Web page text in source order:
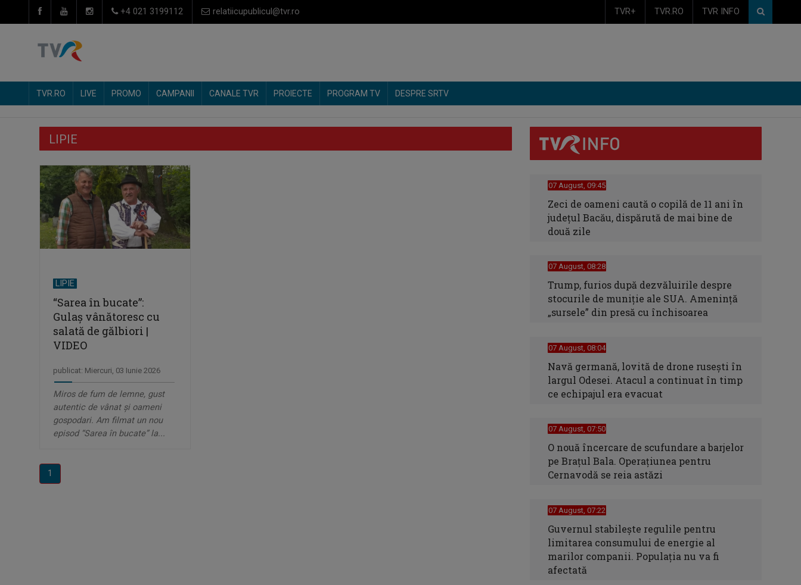
+4 021 3199112 relatiicupublicul@tvr.ro TVR+ TVR.RO TVR INFO
TVR.RO LIVE PROMO CAMPANII CANALE TVR PROIECTE PROGRAM TV DESPRE SRTV
LIPIE
LIPIE
“Sarea în bucate”:
Gulaș vânătoresc cu
salată de gălbiori |
VIDEO
publicat: Miercuri, 03 Iunie 2026
Miros de fum de lemne, gust
autentic de vânat și oameni
gospodari. Am filmat un nou
episod “Sarea în bucate” la...
1
07 August, 09:45
Zeci de oameni caută o copilă de 11 ani în
judeţul Bacău, dispărută de mai bine de
două zile
07 August, 08:28
Trump, furios după dezvăluirile despre
stocurile de muniție ale SUA. Amenință
„sursele” din presă cu închisoarea
07 August, 08:04
Navă germană, lovită de drone rusești în
largul Odesei. Atacul a continuat în timp
ce echipajul era evacuat
07 August, 07:50
O nouă încercare de scufundare a barjelor
pe Brațul Bala. Operațiunea pentru
Cernavodă se reia astăzi
07 August, 07:22
Guvernul stabilește regulile pentru
limitarea consumului de energie al
marilor companii. Populația nu va fi
afectată